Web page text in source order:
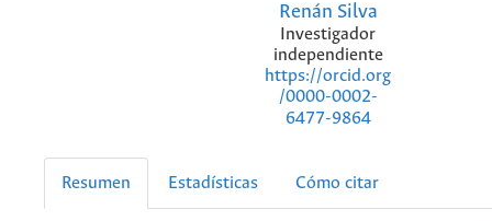
Renán Silva
Investigador
independiente
https://orcid.org
/0000-0002-
6477-9864
Resumen Estadísticas Cómo citar